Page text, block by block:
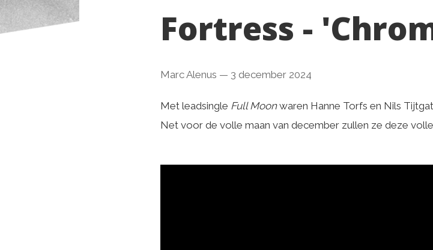
Fortress -
Marc Alenus — 3 december 2024
Met leadsingle Full Moonwaren Hanne Torfs en Nils
Net voor de volle maan van december zullen ze deze